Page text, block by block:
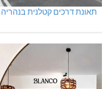
תאונת דרכים קטלנית בנהריה